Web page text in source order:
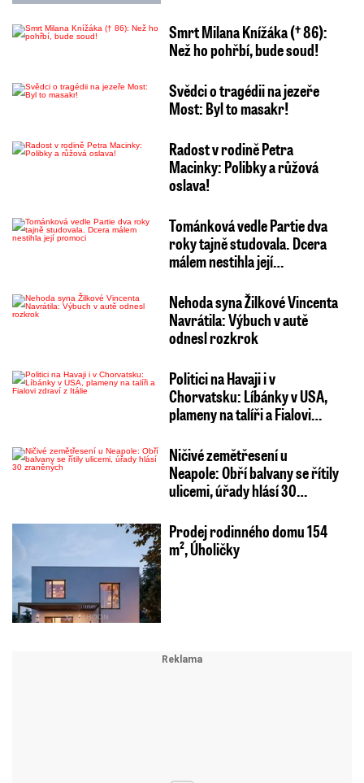
Smrt Milana Knížáka († 86):
Než ho pohřbí, bude soud!
Svědci o tragédii na jezeře
Most: Byl to masakr!
Radost v rodině Petra
Macinky: Polibky a růžová
oslava!
Tománková vedle Partie dva
roky tajně studovala. Dcera
málem nestihla její…
Nehoda syna Žilkové Vincenta
Navrátila: Výbuch v autě
odnesl rozkrok
Politici na Havaji i v
Chorvatsku: Líbánky v USA,
plameny na talíři a Fialovi…
Ničivé zemětřesení u
Neapole: Obří balvany se řítily
ulicemi, úřady hlásí 30…
Prodej rodinného domu 154
m², Úholičky